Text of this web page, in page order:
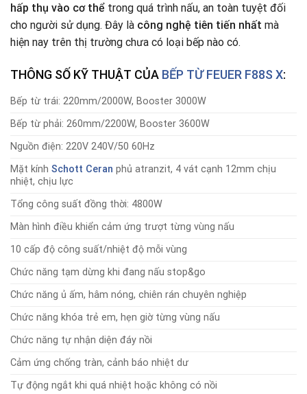
hấp thụ vào cơ thể trong quá trình nấu, an toàn tuyệt đối
cho người sử dụng. Đây là công nghệ tiên tiến nhất mà
hiện nay trên thị trường chưa có loại bếp nào có.
THÔNG SỐ KỸ THUẬT CỦA BẾP TỪ FEUER F88S X:
Bếp từ trái: 220mm/2000W, Booster 3000W
Bếp từ phải: 260mm/2200W, Booster 3600W
Nguồn điện: 220V 240V/50 60Hz
Mặt kính Schott Ceran phủ atranzit, 4 vát cạnh 12mm chịu
nhiệt, chịu lực
Tổng công suất đồng thời: 4800W
Màn hình điều khiển cảm ứng trượt từng vùng nấu
10 cấp độ công suất/nhiệt độ mỗi vùng
Chức năng tạm dừng khi đang nấu stop&go
Chức năng ủ ấm, hâm nóng, chiên rán chuyên nghiệp
Chức năng khóa trẻ em, hẹn giờ từng vùng nấu
Chức năng tự nhận diện đáy nồi
Cảm ứng chống tràn, cảnh báo nhiệt dư
Tự động ngắt khi quá nhiệt hoặc không có nồi